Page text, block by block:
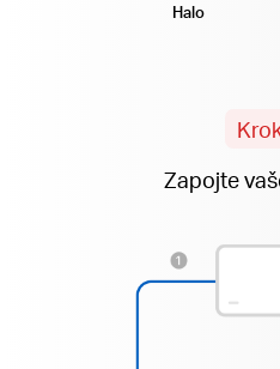
Halo
Zapojte